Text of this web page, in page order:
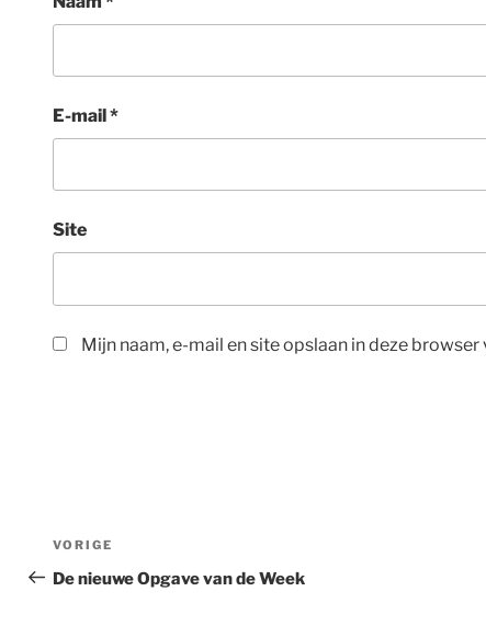
E-mail*
Site
Mijn naam, e-mail en site opslaan in deze
Bericht
navigatie
Vorig
bericht
VORIGE
De nieuwe Opgave van de Week